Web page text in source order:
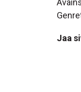
Jaa